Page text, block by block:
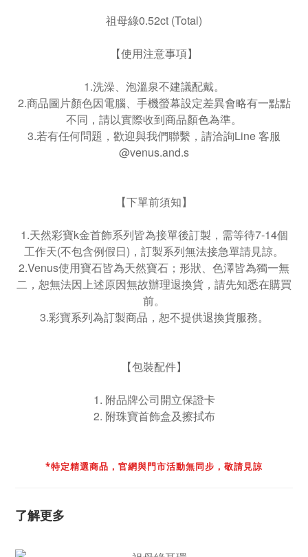
祖母綠0.52ct (Total)
【使用注意事項】
1.洗澡、泡溫泉不建議配戴。
2.商品圖片顏色因電腦、手機螢幕設定差異會略有一點點
不同，請以實際收到商品顏色為準。
3.若有任何問題，歡迎與我們聯繫，請洽詢Line 客服
@venus.and.s
【下單前須知】
1.天然彩寶k金首飾系列皆為接單後訂製，需等待7-14個
工作天(不包含例假日)，訂製系列無法接急單請見諒。
2.Venus使用寶石皆為天然寶石；形狀、色澤皆為獨一無
二，恕無法因上述原因無故辦理退換貨，請先知悉在購買
前。
3.彩寶系列為訂製商品，恕不提供退換貨服務。
【包裝配件】
1. 附品牌公司開立保證卡
2. 附珠寶首飾盒及擦拭布
*特定精選商品，官網與門市活動無同步， 敬請見諒
了解更多